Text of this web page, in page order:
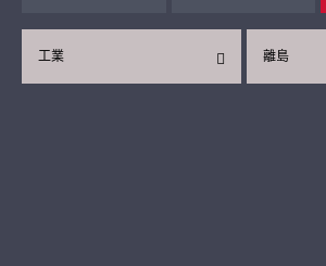
離島
工業